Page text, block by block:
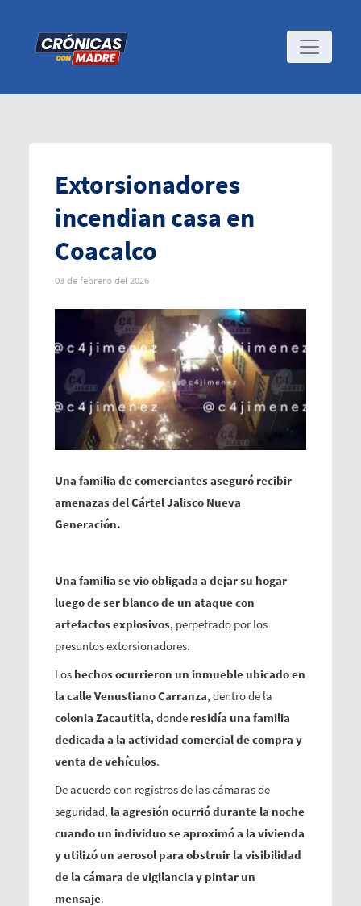
Extorsionadores
incendian casa en
Coacalco
03 de febrero del 2026
Una familia de comerciantes aseguró recibir
amenazas del Cártel Jalisco Nueva
Generación.
Una familia se vio obligada a dejar su hogar
luego de ser blanco de un ataque con
artefactos explosivos, perpetrado por los
presuntos extorsionadores.
Los hechos ocurrieron un inmueble ubicado en
la calle Venustiano Carranza, dentro de la
colonia Zacautitla, donde residía una familia
dedicada a la actividad comercial de compra y
venta de vehículos.
De acuerdo con registros de las cámaras de
seguridad, la agresión ocurrió durante la noche
cuando un individuo se aproximó a la vivienda
y utilizó un aerosol para obstruir la visibilidad
de la cámara de vigilancia y pintar un
mensaje.